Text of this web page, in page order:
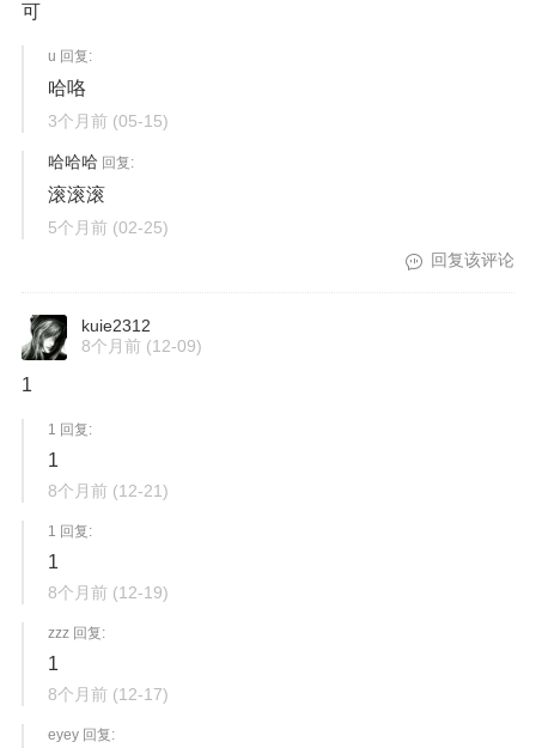
可
u 回复:
哈咯
3个月前 (05-15)
哈哈哈 回复:
滚滚滚
5个月前 (02-25)
回复该评论
kuie2312
8个月前 (12-09)
1
1 回复:
1
8个月前 (12-21)
1 回复:
1
8个月前 (12-19)
zzz 回复:
1
8个月前 (12-17)
eyey 回复: